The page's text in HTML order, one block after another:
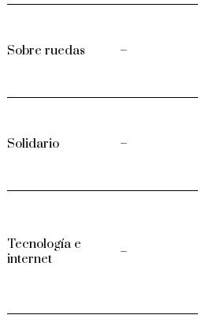
Sobre ruedas –
Solidario –
Tecnología e
internet
–